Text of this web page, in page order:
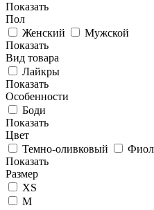
Показать
Пол
Женский
Мужской
Показать
Вид товара
Лайкры
Показать
Особенности
Боди
Показать
Цвет
Темно-оливковый
Показать
Размер
XS
M